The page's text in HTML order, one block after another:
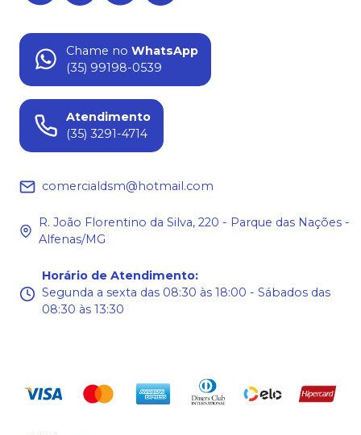
Chame no WhatsApp
(35) 99198-0539
Atendimento
(35) 3291-4714
comercialdsm@hotmail.com
R. João Florentino da Silva, 220 - Parque das Nações -
Alfenas/MG
Horário de Atendimento:
Segunda a sexta das 08:30 às 18:00 - Sábados das
08:30 às 13:30